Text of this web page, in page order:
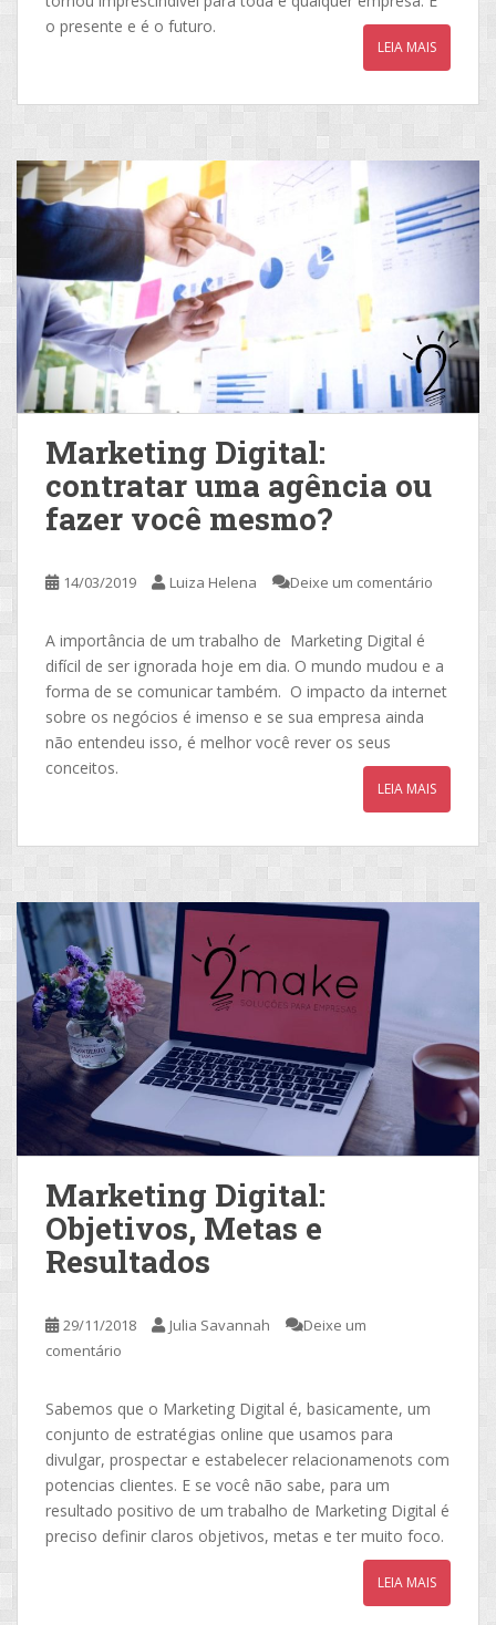
o presente e é o futuro.
LEIA MAIS
Marketing Digital:
contratar uma agência ou
fazer você mesmo?
14/03/2019 Luiza Helena Deixe um comentário
A importância de um trabalho de Marketing Digital é
difícil de ser ignorada hoje em dia. O mundo mudou e a
forma de se comunicar também. O impacto da internet
sobre os negócios é imenso e se sua empresa ainda
não entendeu isso, é melhor você rever os seus
conceitos.
LEIA MAIS
Marketing Digital:
Objetivos, Metas e
Resultados
29/11/2018 Julia Savannah
Deixe um
comentário
Sabemos que o Marketing Digital é, basicamente, um
conjunto de estratégias online que usamos para
divulgar, prospectar e estabelecer relacionamenots com
potencias clientes. E se você não sabe, para um
resultado positivo de um trabalho de Marketing Digital é
preciso definir claros objetivos, metas e ter muito foco.
LEIA MAIS